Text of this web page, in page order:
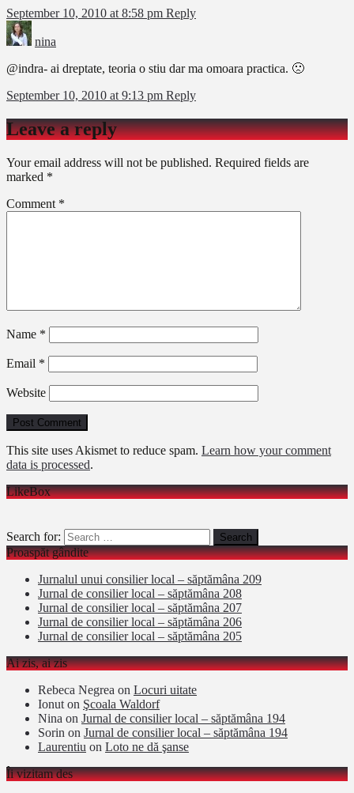
September 10, 2010 at 8:58 pm Reply
nina
@indra- ai dreptate, teoria o stiu dar ma omoara practica. 🙁
September 10, 2010 at 9:13 pm Reply
Leave a reply
Your email address will not be published. Required fields are
marked *
Comment *
Name *
Email *
Website
This site uses Akismet to reduce spam. Learn how your comment
data is processed.
LikeBox
Search for:
Proaspăt gândite
Jurnalul unui consilier local – săptămâna 209
Jurnal de consilier local – săptămâna 208
Jurnal de consilier local – săptămâna 207
Jurnal de consilier local – săptămâna 206
Jurnal de consilier local – săptămâna 205
Ai zis, ai zis
Rebeca Negrea on Locuri uitate
Ionut on Şcoala Waldorf
Nina on Jurnal de consilier local – săptămâna 194
Sorin on Jurnal de consilier local – săptămâna 194
Laurentiu on Loto ne dă şanse
Îi vizitam des